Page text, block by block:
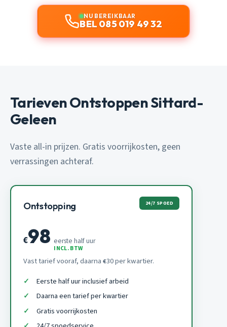
NU BEREIKBAAR
BEL 085 019 49 32
Tarieven Ontstoppen Sittard-
Geleen
Vaste all-in prijzen. Gratis voorrijkosten, geen
verrassingen achteraf.
Ontstopping 24/7 SPOED
€98 eerste half uur
INCL. BTW
Vast tarief vooraf, daarna €30 per kwartier.
Eerste half uur inclusief arbeid
Daarna een tarief per kwartier
Gratis voorrijkosten